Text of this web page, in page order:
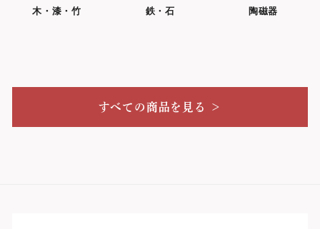
木・漆・竹 鉄・石 陶磁器
すべての商品を見る ＞